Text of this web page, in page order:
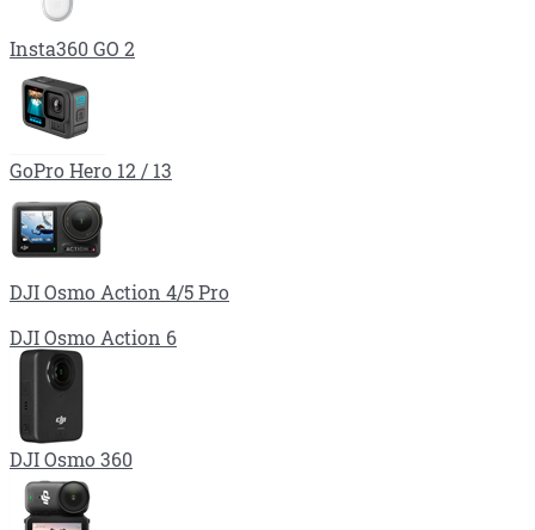
Insta360 GO 2
GoPro Hero 12 / 13
DJI Osmo Action 4/5 Pro
DJI Osmo Action 6
DJI Osmo 360